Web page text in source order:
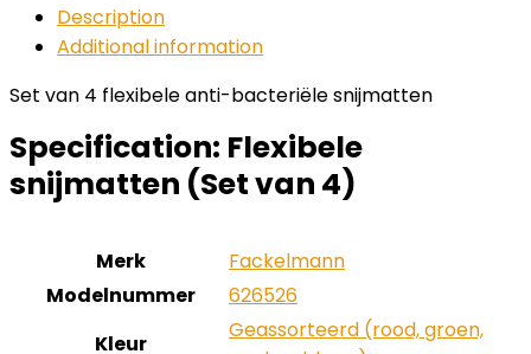
Description
Additional information
Set van 4 flexibele anti-bacteriële snijmatten
Specification: Flexibele
snijmatten (Set van 4)
Merk
‎Fackelmann
Modelnummer
‎626526
Kleur
‎Geassorteerd (rood, groen,